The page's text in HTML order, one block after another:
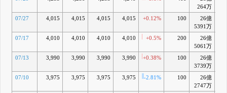
264万
07/27 4,015 4,015 4,015 4,015 +0.12% 100
26億
5391万
07/17 4,010 4,010 4,010 4,010 +0.5% 200
26億
5061万
07/13 3,990 3,990 3,990 3,990 +0.38% 100
26億
3739万
07/10 3,975 3,975 3,975 3,975 -2.81% 100
26億
2747万